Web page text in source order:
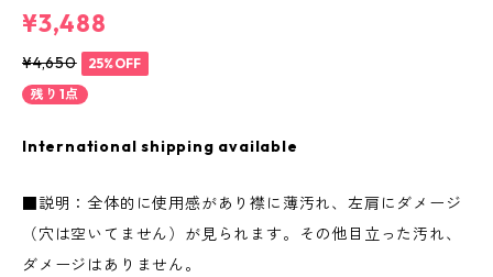
¥3,488
¥4,650
25%OFF
残り1点
International shipping available
■説明：全体的に使用感があり襟に薄汚れ、左肩にダメージ
（穴は空いてません）が見られます。その他目立った汚れ、
ダメージはありません。